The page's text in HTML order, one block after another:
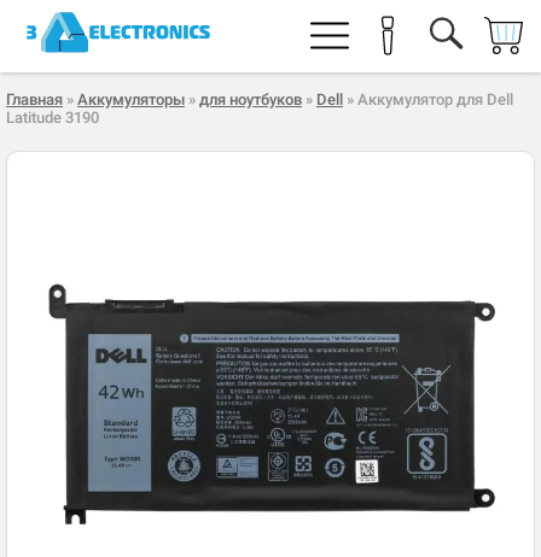
Главная » Аккумуляторы » для ноутбуков » Dell » Аккумулятор для Dell
Latitude 3190